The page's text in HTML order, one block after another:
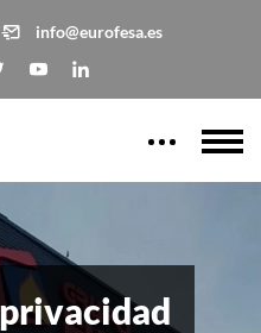
info@eurofesa.es